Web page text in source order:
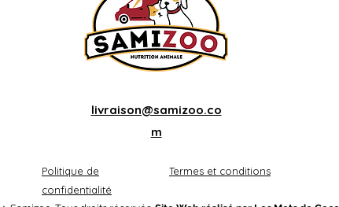
livraison@samizoo.co
m
Politique de
confidentialité
Termes et conditions